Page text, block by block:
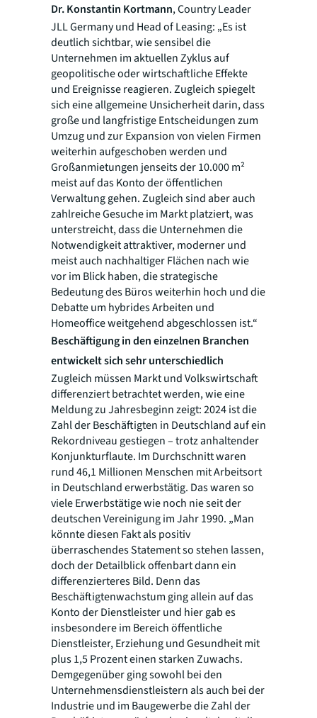
Dr. Konstantin Kortmann, Country Leader
JLL Germany und Head of Leasing: „Es ist
deutlich sichtbar, wie sensibel die
Unternehmen im aktuellen Zyklus auf
geopolitische oder wirtschaftliche Effekte
und Ereignisse reagieren. Zugleich spiegelt
sich eine allgemeine Unsicherheit darin, dass
große und langfristige Entscheidungen zum
Umzug und zur Expansion von vielen Firmen
weiterhin aufgeschoben werden und
Großanmietungen jenseits der 10.000 m²
meist auf das Konto der öffentlichen
Verwaltung gehen. Zugleich sind aber auch
zahlreiche Gesuche im Markt platziert, was
unterstreicht, dass die Unternehmen die
Notwendigkeit attraktiver, moderner und
meist auch nachhaltiger Flächen nach wie
vor im Blick haben, die strategische
Bedeutung des Büros weiterhin hoch und die
Debatte um hybrides Arbeiten und
Homeoffice weitgehend abgeschlossen ist.“
Beschäftigung in den einzelnen Branchen
entwickelt sich sehr unterschiedlich
Zugleich müssen Markt und Volkswirtschaft
differenziert betrachtet werden, wie eine
Meldung zu Jahresbeginn zeigt: 2024 ist die
Zahl der Beschäftigten in Deutschland auf ein
Rekordniveau gestiegen – trotz anhaltender
Konjunkturflaute. Im Durchschnitt waren
rund 46,1 Millionen Menschen mit Arbeitsort
in Deutschland erwerbstätig. Das waren so
viele Erwerbstätige wie noch nie seit der
deutschen Vereinigung im Jahr 1990. „Man
könnte diesen Fakt als positiv
überraschendes Statement so stehen lassen,
doch der Detailblick offenbart dann ein
differenzierteres Bild. Denn das
Beschäftigtenwachstum ging allein auf das
Konto der Dienstleister und hier gab es
insbesondere im Bereich öffentliche
Dienstleister, Erziehung und Gesundheit mit
plus 1,5 Prozent einen starken Zuwachs.
Demgegenüber ging sowohl bei den
Unternehmensdienstleistern als auch bei der
Industrie und im Baugewerbe die Zahl der